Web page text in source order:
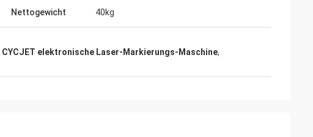
Nettogewicht 40kg
CYCJET elektronische Laser-Markierungs-Maschine,